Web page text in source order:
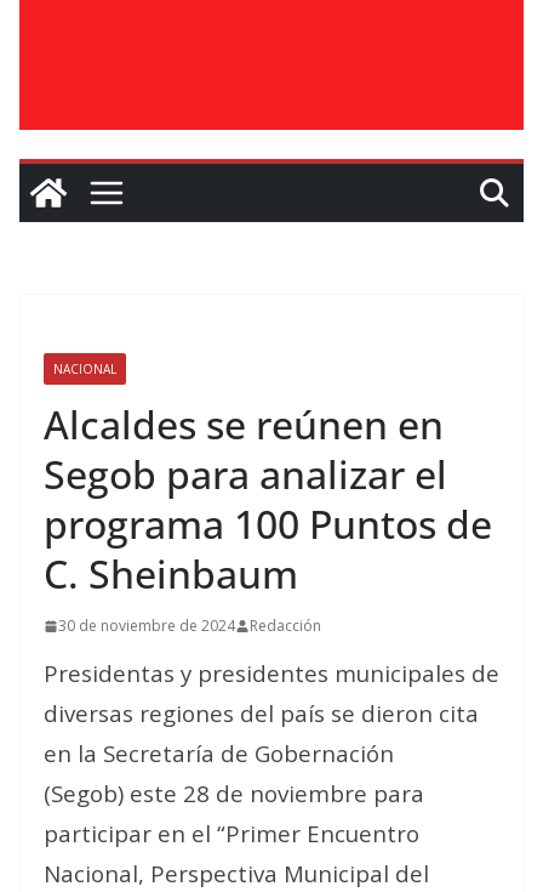
NACIONAL
Alcaldes se reúnen en
Segob para analizar el
programa 100 Puntos de
C. Sheinbaum
30 de noviembre de 2024 Redacción
Presidentas y presidentes municipales de
diversas regiones del país se dieron cita
en la Secretaría de Gobernación
(Segob) este 28 de noviembre para
participar en el “Primer Encuentro
Nacional, Perspectiva Municipal del